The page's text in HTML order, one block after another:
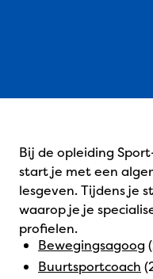
Bij de opleiding
start je met een
lesgeven. Tijdens je
waarop je je
profielen.
Bewegingsagoog
Buurtsportcoach